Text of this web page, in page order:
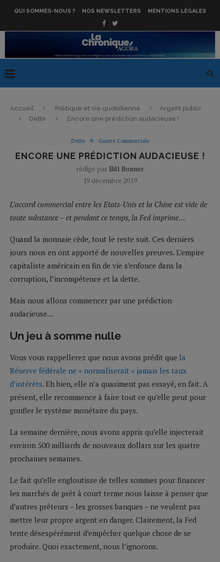
QUI SOMMES-NOUS ? NOS NEWSLETTERS MENTIONS LÉGALES
Accueil Politique et vie quotidienne
Argent public
Dette
Encore une prédiction audacieuse !
Dette Guerre Commerciale
ENCORE UNE PRÉDICTION AUDACIEUSE !
rédigé par Bill Bonner
19 décembre 2019
L’accord commercial entre les Etats-Unis et la Chine est vide de
toute substance – et pendant ce temps, la Fed imprime…
Quand la monnaie cède, tout le reste suit. Ces derniers
jours nous en ont apporté de nouvelles preuves. L’empire
capitaliste américain en fin de vie s’enfonce dans la
corruption, l’incompétence et la dette.
Mais nous allons commencer par une prédiction
audacieuse…
Un jeu à somme nulle
Vous vous rappellerez que nous avons prédit que la
Réserve fédérale ne « normaliserait » jamais les taux
d’intérêts. Eh bien, elle n’a quasiment pas essayé, en fait. A
présent, elle recommence à faire tout ce qu’elle peut pour
gonfler le système monétaire du pays.
La semaine dernière, nous avons appris qu’elle injecterait
environ 500 milliards de nouveaux dollars sur les quatre
prochaines semaines.
Le fait qu’elle engloutisse de telles sommes pour financer
les marchés de prêt à court terme nous laisse à penser que
d’autres prêteurs – les grosses banques – ne veulent pas
mettre leur propre argent en danger. Clairement, la Fed
tente désespérément d’empêcher quelque chose de se
produire. Quoi exactement, nous l’ignorons.